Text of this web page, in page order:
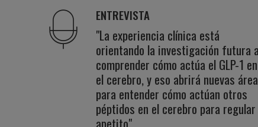
ENTREVISTA
"La experiencia clínica está
orientando la investigación futura a
comprender cómo actúa el GLP-1 en
el cerebro, y eso abrirá nuevas
para entender cómo actúan otros
péptidos en el cerebro para
apetito"